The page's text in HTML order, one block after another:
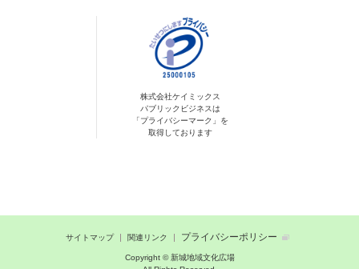
株式会社ケイミックス
パブリックビジネスは
「プライバシーマーク」を
取得しております
サイトマップ 関連リンク プライバシーポリシー
Copyright © 新城地域文化広場